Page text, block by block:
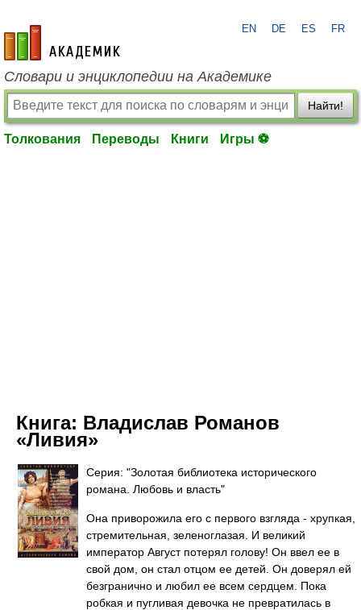
academic.ru
EN DE ES FR
Словари и энциклопедии на Академике
Найти!
Толкования Переводы Книги Игры ⚽
Книга: Владислав Романов
«Ливия»
Серия: "Золотая библиотека исторического
романа. Любовь и власть"
Она приворожила его с первого взгляда - хрупкая,
стремительная, зеленоглазая. И великий
император Август потерял голову! Он ввел ее в
свой дом, он стал отцом ее детей. Он доверял ей
безгранично и любил ее всем сердцем. Пока
робкая и пугливая девочка не превратилась в